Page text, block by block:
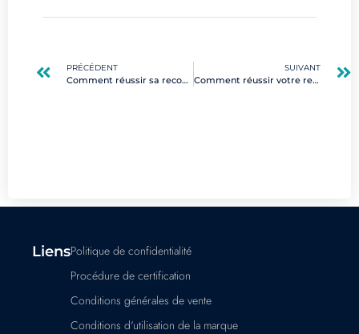
PRÉCÉDENT
Comment réussir sa reconversion deep learning à 40 ans ?
SUIVANT
Comment réussir votre reconversion digitale en 2025 : guide des métiers porteurs
LiensPolitique de confidentialité
Procédure de certification
Conditions générales de vente
Conditions d'utilisation de la marque